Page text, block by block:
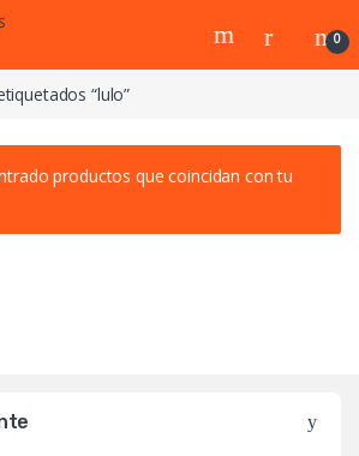
0
“lulo”
productos que coincidan con tu